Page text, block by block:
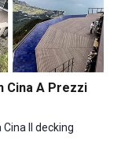
Cina A Prezzi
Il decking